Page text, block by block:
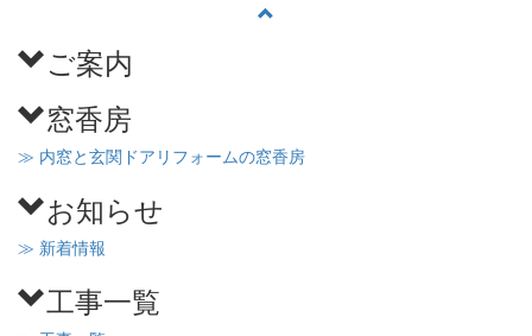
ご案内
窓香房
≫ 内窓と玄関ドアリフォームの窓香房
お知らせ
≫ 新着情報
工事一覧